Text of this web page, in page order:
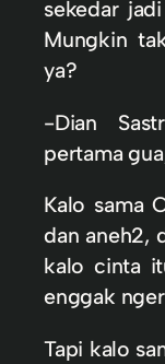
sekedar
Mungkin
ya?
-Dian
pertama
Kalo sama
dan aneh2,
kalo cinta
enggak
Tapi kalo